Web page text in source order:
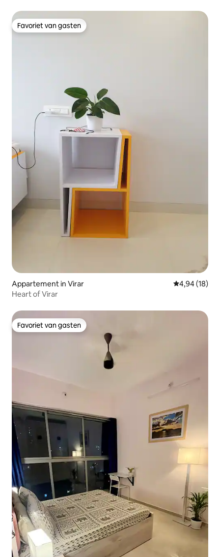
Favoriet van gasten
Favoriet van gasten
Appartement in Virar Gemiddelde
4,94 (18)
Heart of Virar
Favoriet van gasten
Favoriet van gasten